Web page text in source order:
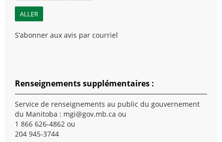
S’abonner aux avis par courriel
Renseignements supplémentaires :
Service de renseignements au public du gouvernement
du Manitoba : mgi@gov.mb.ca ou
1 866 626-4862 ou
204 945-3744